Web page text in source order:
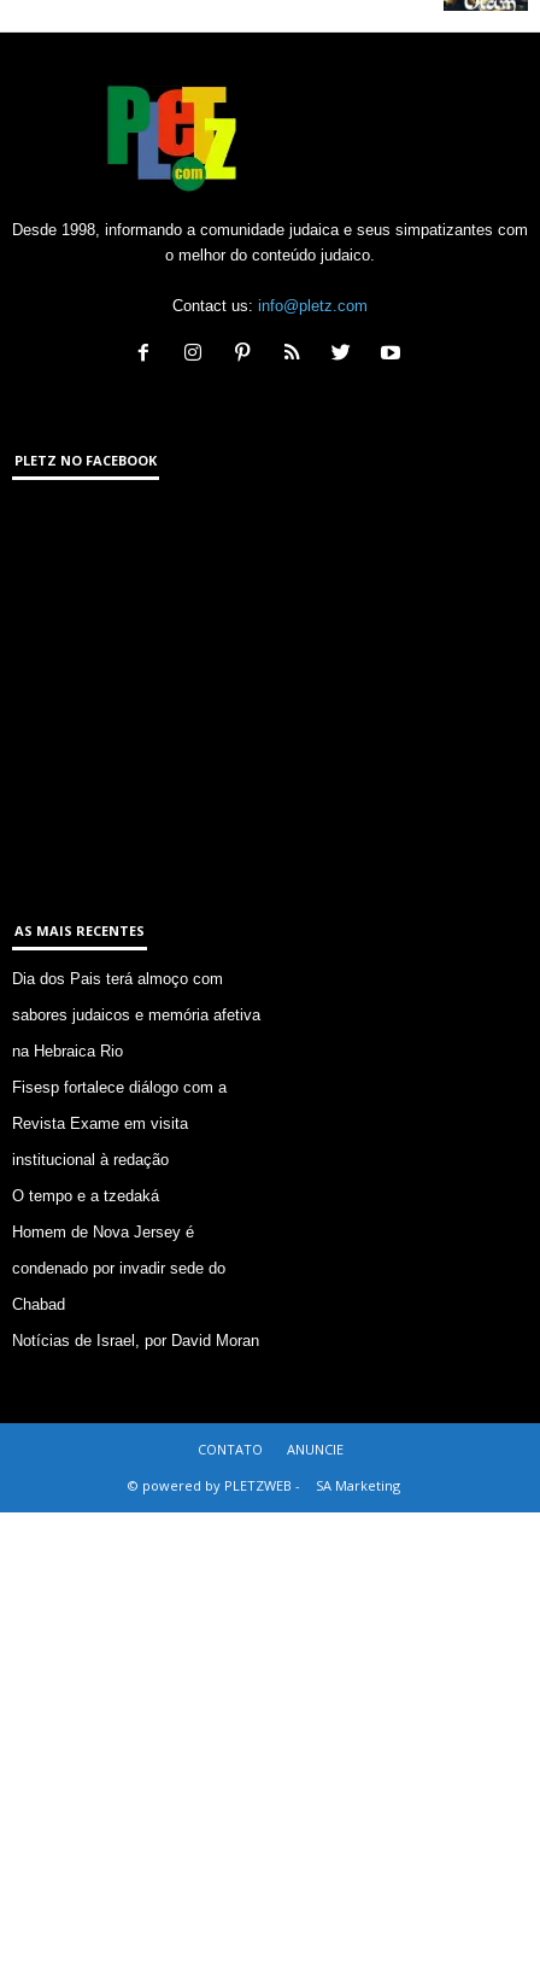
Desde 1998, informando a comunidade judaica e seus simpatizantes com
o melhor do conteúdo judaico.
Contact us: info@pletz.com
PLETZ NO FACEBOOK
AS MAIS RECENTES
Dia dos Pais terá almoço com
sabores judaicos e memória afetiva
na Hebraica Rio
Fisesp fortalece diálogo com a
Revista Exame em visita
institucional à redação
O tempo e a tzedaká
Homem de Nova Jersey é
condenado por invadir sede do
Chabad
Notícias de Israel, por David Moran
CONTATO
ANUNCIE
© powered by PLETZWEB -
SA Marketing